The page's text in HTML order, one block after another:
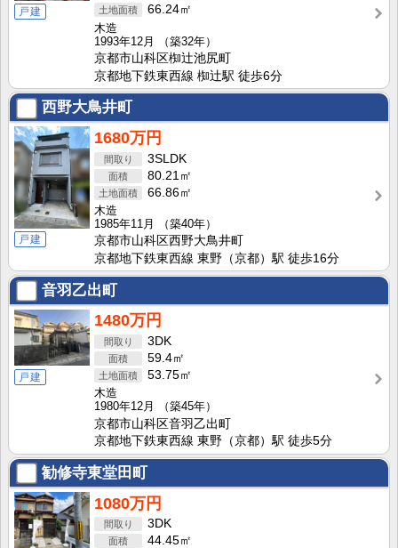
戸建
66.24㎡
木造
1993年12月
（築32年）
京都市山科区椥辻池尻町
京都地下鉄東西線 椥辻駅 徒歩6分
西野大鳥井町
戸建
1680万円
3SLDK
80.21㎡
66.86㎡
木造
1985年11月
（築40年）
京都市山科区西野大鳥井町
京都地下鉄東西線 東野（京都）駅 徒歩16分
音羽乙出町
戸建
1480万円
3DK
59.4㎡
53.75㎡
木造
1980年12月
（築45年）
京都市山科区音羽乙出町
京都地下鉄東西線 東野（京都）駅 徒歩5分
勧修寺東堂田町
1080万円
3DK
44.45㎡